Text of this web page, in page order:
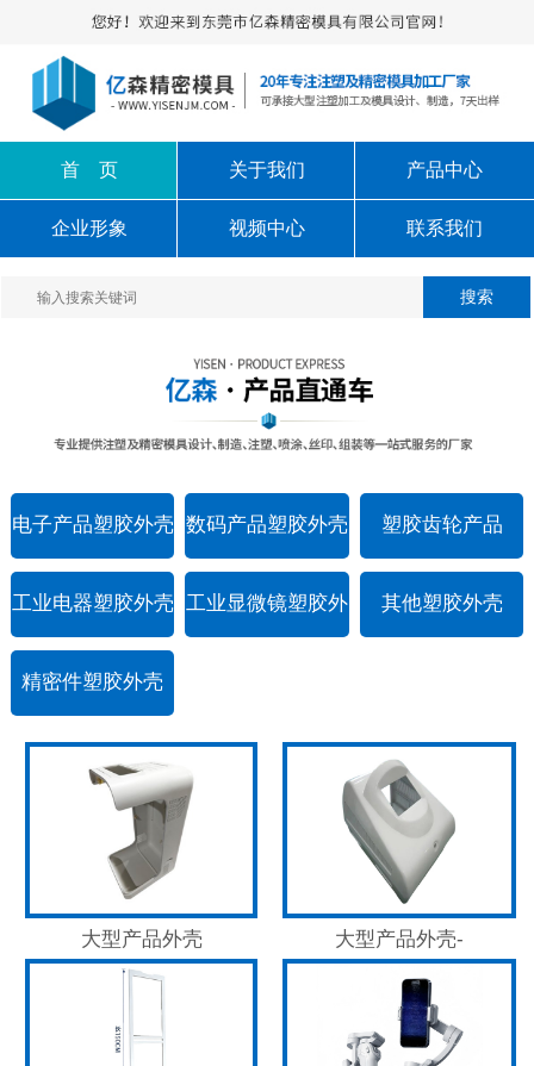
首 页 关于我们 产品中心
企业形象 视频中心 联系我们
电子产品塑胶外壳 数码产品塑胶外壳 塑胶齿轮产品
工业电器塑胶外壳 工业显微镜塑胶外 其他塑胶外壳
精密件塑胶外壳
大型产品外壳 大型产品外壳-